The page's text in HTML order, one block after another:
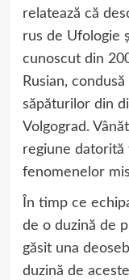
relatează că
rus de Ufologie
cunoscut din
Rusian,
săpăturilor din
Volgograd.
regiune datorită
fenomenelor
În timp ce
de o duzină de
găsit una
duzină de